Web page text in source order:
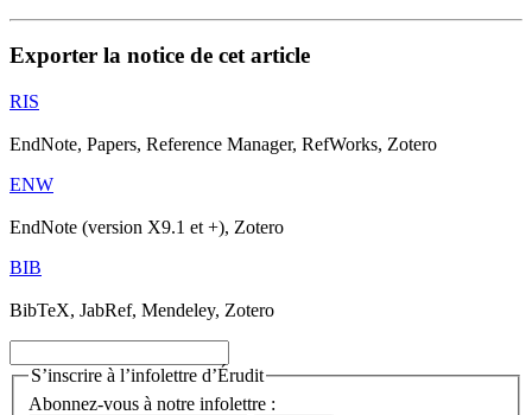
Exporter la notice de cet article
RIS
EndNote, Papers, Reference Manager, RefWorks, Zotero
ENW
EndNote (version X9.1 et +), Zotero
BIB
BibTeX, JabRef, Mendeley, Zotero
S’inscrire à l’infolettre d’Érudit
Abonnez-vous à notre infolettre :